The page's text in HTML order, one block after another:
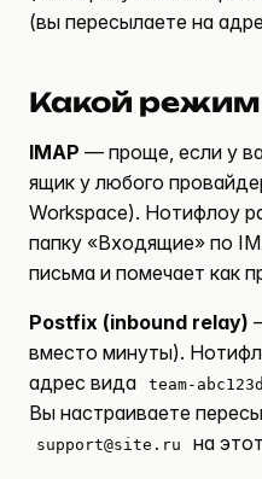
(вы пересылаете на
Какой
IMAP — проще, если у
ящик у любого
Workspace). Нотифлоу
папку «Входящие» по
письма и помечает как
Postfix (inbound relay)
вместо минуты).
адрес вида
team-
Вы настраиваете
support@site.ru на